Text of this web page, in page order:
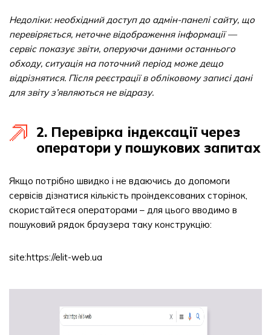
Недоліки: необхідний доступ до адмін-панелі сайту, що
перевіряється, неточне відображення інформації —
сервіс показує звіти, оперуючи даними останнього
обходу, ситуація на поточний період може дещо
відрізнятися. Після реєстрації в обліковому записі дані
для звіту з’являються не відразу.
2. Перевірка індексації через
оператори у пошукових запитах
Якщо потрібно швидко і не вдаючись до допомоги
сервісів дізнатися кількість проіндексованих сторінок,
скористайтеся операторами – для цього вводимо в
пошуковий рядок браузера таку конструкцію:
site:https://elit-web.ua